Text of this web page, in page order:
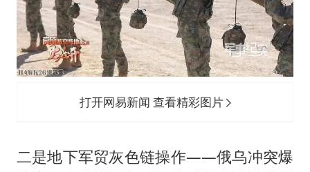
打开网易新闻 查看精彩图片
二是地下军贸灰色链操作——俄乌冲突爆